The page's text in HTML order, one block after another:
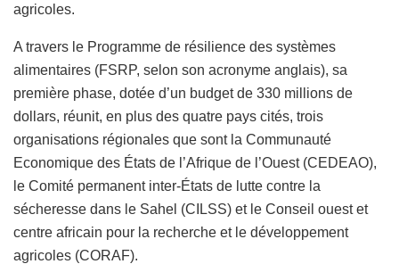
agricoles.
A travers le Programme de résilience des systèmes
alimentaires (FSRP, selon son acronyme anglais), sa
première phase, dotée d’un budget de 330 millions de
dollars, réunit, en plus des quatre pays cités, trois
organisations régionales que sont la Communauté
Economique des États de l’Afrique de l’Ouest (CEDEAO),
le Comité permanent inter-États de lutte contre la
sécheresse dans le Sahel (CILSS) et le Conseil ouest et
centre africain pour la recherche et le développement
agricoles (CORAF).